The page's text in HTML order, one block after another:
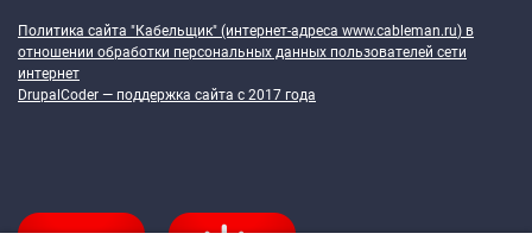
Политика сайта "Кабельщик" (интернет-адреса www.cableman.ru) в
отношении обработки персональных данных пользователей сети
интернет
DrupalCoder — поддержка сайта c 2017 года